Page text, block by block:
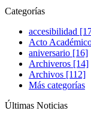
Categorías
accesibilidad
Acto
aniversario [16]
Archiveros [14]
Archivos [112]
Más categorías
Últimas Noticias